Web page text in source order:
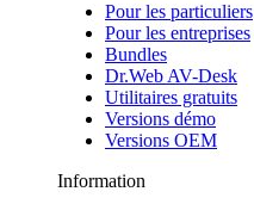
Pour les particuliers
Pour les entreprises
Bundles
Dr.Web AV-Desk
Utilitaires gratuits
Versions démo
Versions OEM
Information